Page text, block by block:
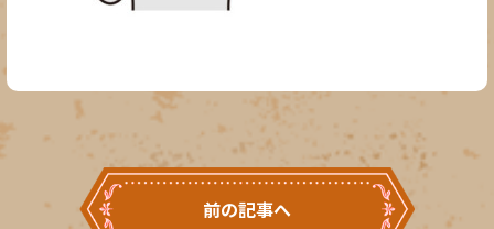
前の記事へ